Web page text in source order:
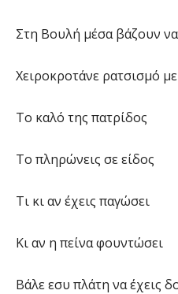
Στη Βουλή μέσα βάζουν
Χειροκροτάνε ρατσισμό
Το καλό της πατρίδος
Το πληρώνεις σε είδος
Τι κι αν έχεις παγώσει
Κι αν η πείνα φουντώσει
Βάλε εσυ πλάτη να έχεις